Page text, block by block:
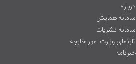
درباره
سامانه همایش
سامانه نشریات
تارنمای وزارت امور خارجه
خبرنامه